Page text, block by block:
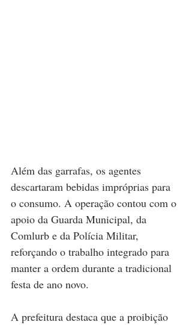
Além das garrafas, os agentes
descartaram bebidas impróprias para
o consumo. A operação contou com o
apoio da Guarda Municipal, da
Comlurb e da Polícia Militar,
reforçando o trabalho integrado para
manter a ordem durante a tradicional
festa de ano novo.
A prefeitura destaca que a proibição